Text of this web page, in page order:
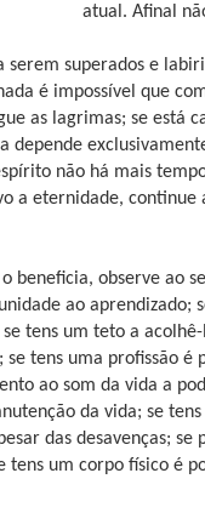
atual. Afinal
superados e
é impossível que
as lagrimas; se está
não há mais
a eternidade, continue
beneficia, observe ao
ao aprendizado;
se tens um teto a
se tens uma profissão
ao som da vida a
da vida; se
das desavenças;
um corpo físico é